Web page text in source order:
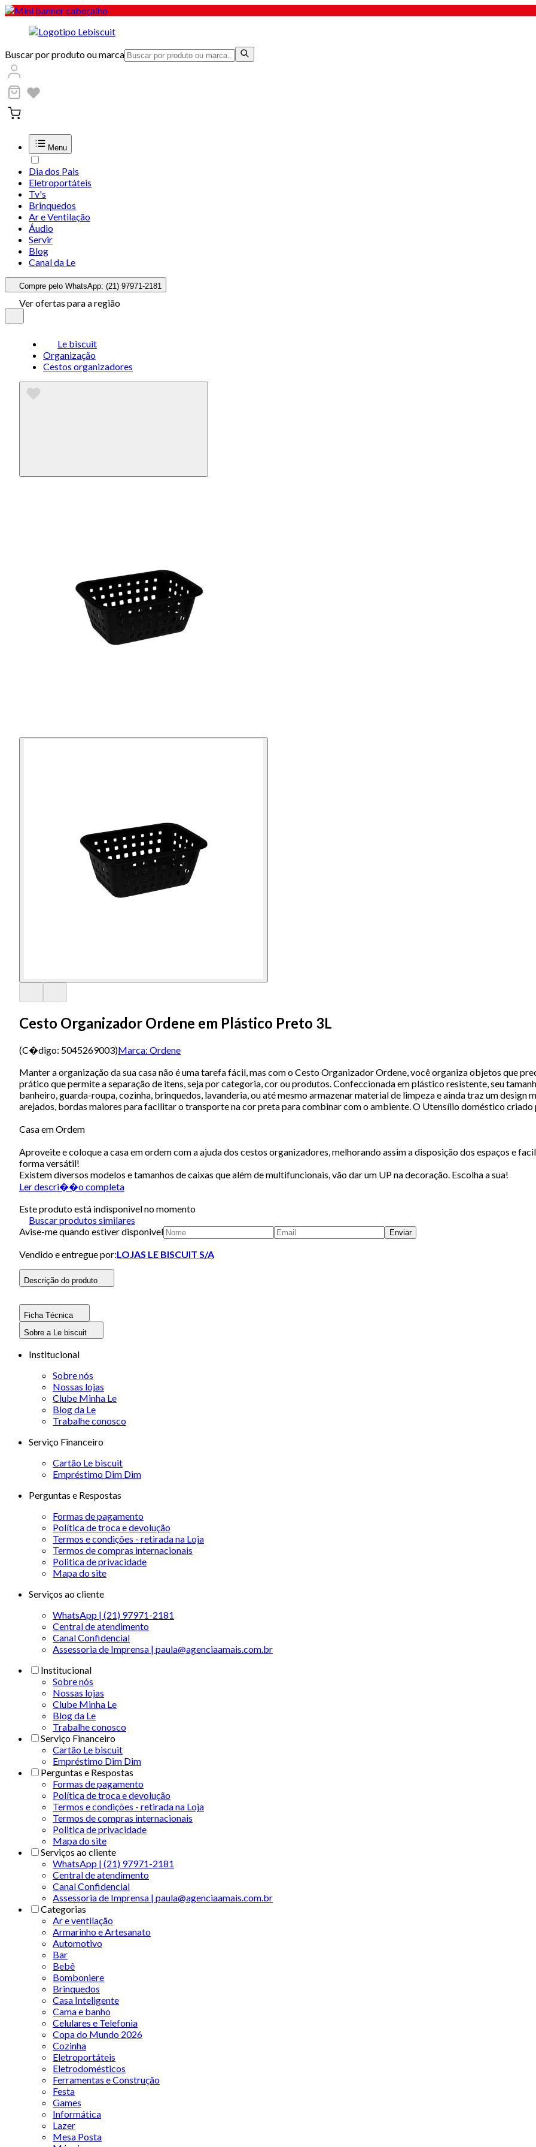
Buscar por produto ou marca
Menu
Dia dos Pais
Eletroportáteis
Tv's
Brinquedos
Ar e Ventilação
Áudio
Servir
Blog
Canal da Le
Compre pelo WhatsApp: (21) 97971-2181
Ver ofertas para a região
Le biscuit
Organização
Cestos organizadores
Cesto Organizador Ordene em Plástico Preto 3L
(C�digo: 5045269003)Marca: Ordene
Manter a organização da sua casa não é uma tarefa fácil, mas com o Cesto Organizador Ordene, você organiza objetos que
prático que permite a separação de itens, seja por categoria, cor ou produtos. Confeccionada em plástico resistente, seu
banheiro, guarda-roupa, cozinha, brinquedos, lavanderia, ou até mesmo armazenar material de limpeza e ainda traz um design
arejados, bordas maiores para facilitar o transporte na cor preta para combinar com o ambiente. O Utensílio doméstico criado
Casa em Ordem
Aproveite e coloque a casa em ordem com a ajuda dos cestos organizadores, melhorando assim a disposição dos espaços e
forma versátil!
Existem diversos modelos e tamanhos de caixas que além de multifuncionais, vão dar um UP na decoração. Escolha a sua!
Ler descri��o completa
Este produto está indisponivel no momento
Buscar produtos similares
Avise-me quando estiver disponivel
Enviar
Vendido e entregue por:LOJAS LE BISCUIT S/A
Descrição do produto
Ficha Técnica
Sobre a Le biscuit
Institucional
Sobre nós
Nossas lojas
Clube Minha Le
Blog da Le
Trabalhe conosco
Serviço Financeiro
Cartão Le biscuit
Empréstimo Dim Dim
Perguntas e Respostas
Formas de pagamento
Política de troca e devolução
Termos e condições - retirada na Loja
Termos de compras internacionais
Politica de privacidade
Mapa do site
Serviços ao cliente
WhatsApp | (21) 97971-2181
Central de atendimento
Canal Confidencial
Assessoria de Imprensa | paula@agenciaamais.com.br
Institucional
Sobre nós
Nossas lojas
Clube Minha Le
Blog da Le
Trabalhe conosco
Serviço Financeiro
Cartão Le biscuit
Empréstimo Dim Dim
Perguntas e Respostas
Formas de pagamento
Política de troca e devolução
Termos e condições - retirada na Loja
Termos de compras internacionais
Politica de privacidade
Mapa do site
Serviços ao cliente
WhatsApp | (21) 97971-2181
Central de atendimento
Canal Confidencial
Assessoria de Imprensa | paula@agenciaamais.com.br
Categorias
Ar e ventilação
Armarinho e Artesanato
Automotivo
Bar
Bebê
Bomboniere
Brinquedos
Casa Inteligente
Cama e banho
Celulares e Telefonia
Copa do Mundo 2026
Cozinha
Eletroportáteis
Eletrodomésticos
Ferramentas e Construção
Festa
Games
Informática
Lazer
Mesa Posta